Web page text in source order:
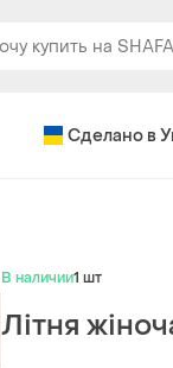
Сделано в
В наличии1 шт
Літня